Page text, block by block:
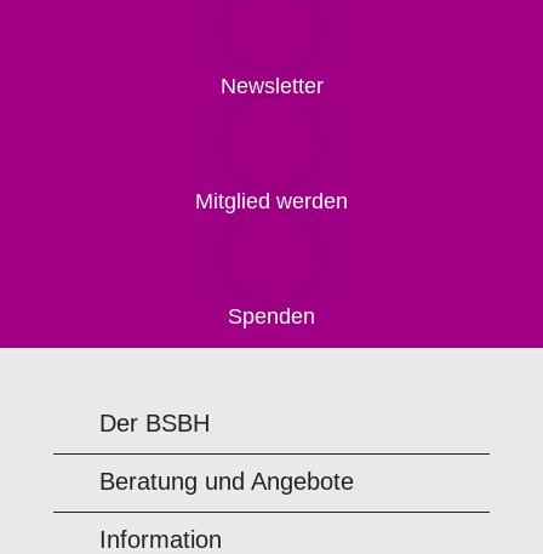
Newsletter
Mitglied werden
Spenden
Der BSBH
Beratung und Angebote
Information